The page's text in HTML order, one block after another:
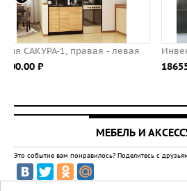
Инвент Венге
18655.00 ⃏
МЕБЕЛЬ И
Это событие вам понравилось? Поделитесь с